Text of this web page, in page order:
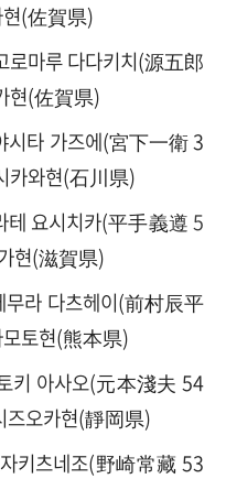
賀県)
키치(源五郎
賀県)
(宮下一衛 3
石川県)
카(平手義遵 5
県)
이(前村辰平
熊本県)
(元本淺夫 54
(靜岡県)
野崎常藏 53